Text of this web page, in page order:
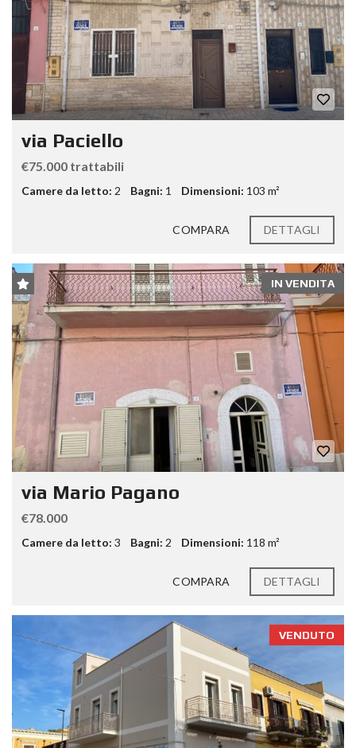
via Paciello
€75.000 trattabili
Camere da letto: 2 Bagni: 1 Dimensioni: 103 m²
COMPARA DETTAGLI
IN VENDITA
via Mario Pagano
€78.000
Camere da letto: 3 Bagni: 2 Dimensioni: 118 m²
COMPARA DETTAGLI
VENDUTO